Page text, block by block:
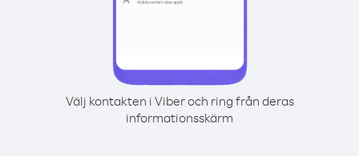
Välj kontakten i Viber och ring från deras
informationsskärm